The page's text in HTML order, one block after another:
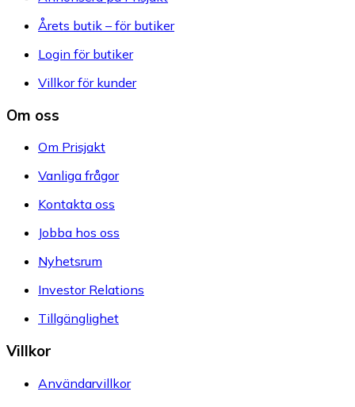
Årets butik – för butiker
Login för butiker
Villkor för kunder
Om oss
Om Prisjakt
Vanliga frågor
Kontakta oss
Jobba hos oss
Nyhetsrum
Investor Relations
Tillgänglighet
Villkor
Användarvillkor